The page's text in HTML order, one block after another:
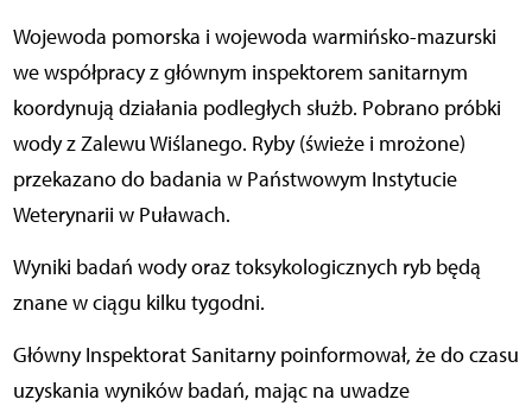
Wojewoda pomorska i wojewoda warmińsko-mazurski
we współpracy z głównym inspektorem sanitarnym
koordynują działania podległych służb. Pobrano próbki
wody z Zalewu Wiślanego. Ryby (świeże i mrożone)
przekazano do badania w Państwowym Instytucie
Weterynarii w Puławach.
Wyniki badań wody oraz toksykologicznych ryb będą
znane w ciągu kilku tygodni.
Główny Inspektorat Sanitarny poinformował, że do czasu
uzyskania wyników badań, mając na uwadze